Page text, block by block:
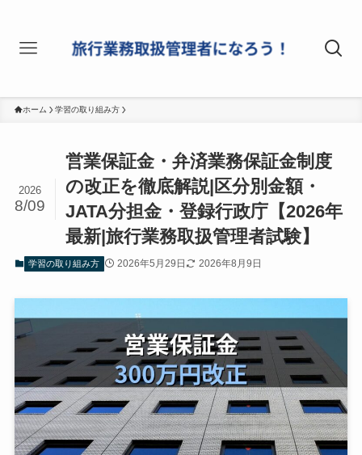
ホーム 学習の取り組み方
営業保証金・弁済業務保証金制度
の改正を徹底解説|区分別金額・
JATA分担金・登録行政庁【2026年
最新|旅行業務取扱管理者試験】
2026
8/09
学習の取り組み方 2026年5月29日 2026年8月9日